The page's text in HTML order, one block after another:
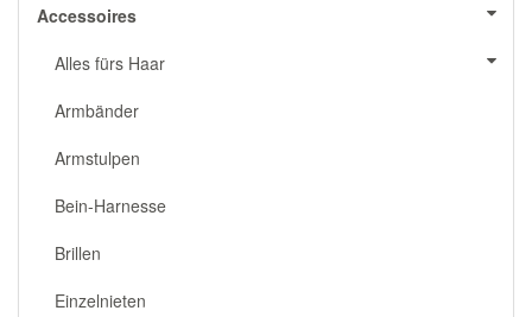
Accessoires
Alles fürs Haar
Armbänder
Armstulpen
Bein-Harnesse
Brillen
Einzelnieten